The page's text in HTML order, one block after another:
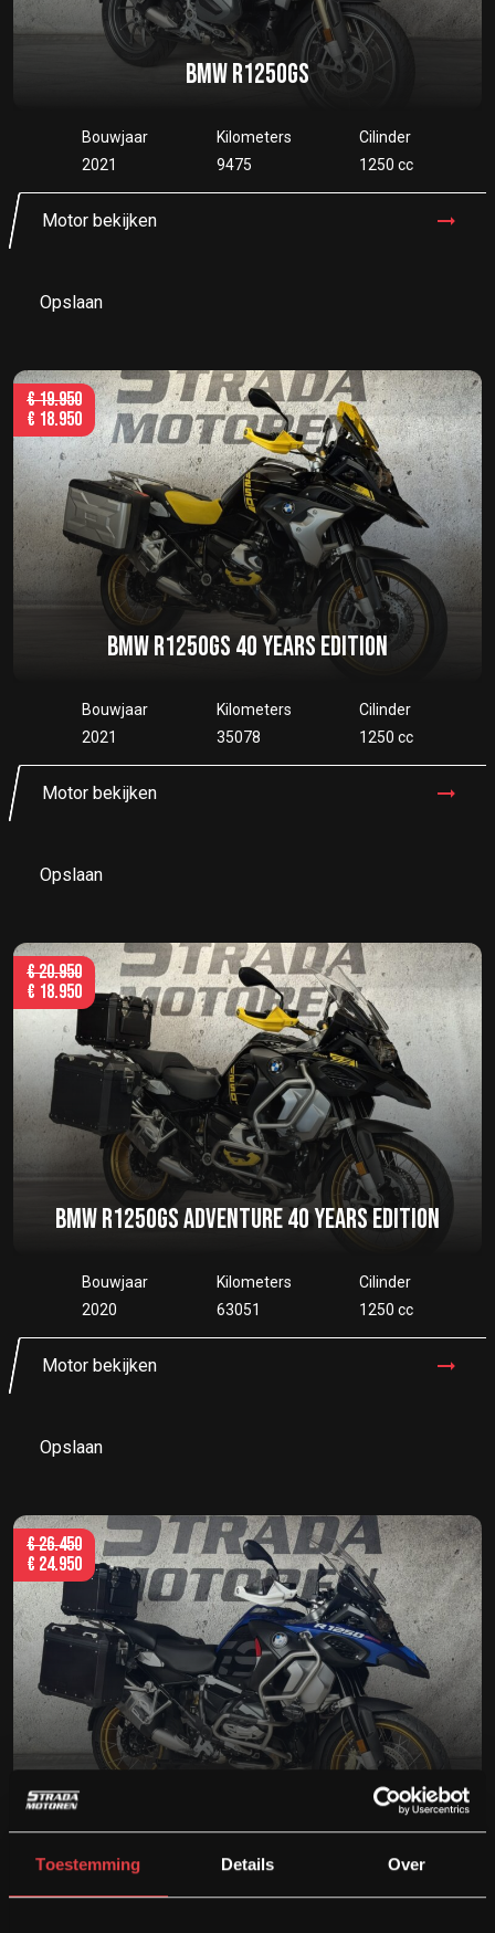
Toestemming Details Over
BMW R1250GS
Bouwjaar
2021
Kilometers
9475
Cilinder
1250 cc
Motor bekijken
Opslaan
BMW R1250GS 40 YEARS EDITION
Bouwjaar
2021
Kilometers
35078
Cilinder
1250 cc
Motor bekijken
€19.950
€ 18.950
Opslaan
BMW R1250GS ADVENTURE 40 YEARS EDITION
Bouwjaar
2020
Kilometers
63051
Cilinder
1250 cc
Motor bekijken
€20.950
€ 18.950
Opslaan
BMW R1250GS ADVENTURE RALLYE FINAL EDITION
Bouwjaar
Kilometers
Cilinder
€26.450
€ 24.950